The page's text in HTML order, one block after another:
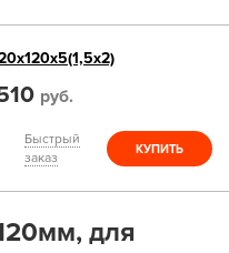
руб.
Быстрый
заказ
КУПИТЬ
для